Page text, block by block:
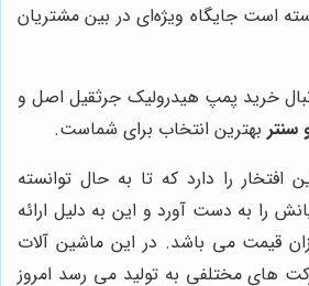
است جایگاه ویژه‌ای در بین مشتریان
خرید پمپ هیدرولیک جرثقیل اصل و
سنتر بهترین انتخاب برای شماست.
افتخار را دارد که تا به حال توانسته
را به دست آورد و این به دلیل ارائه
قیمت می باشد. در این ماشین آلات
مختلفی به تولید می رسد امروز